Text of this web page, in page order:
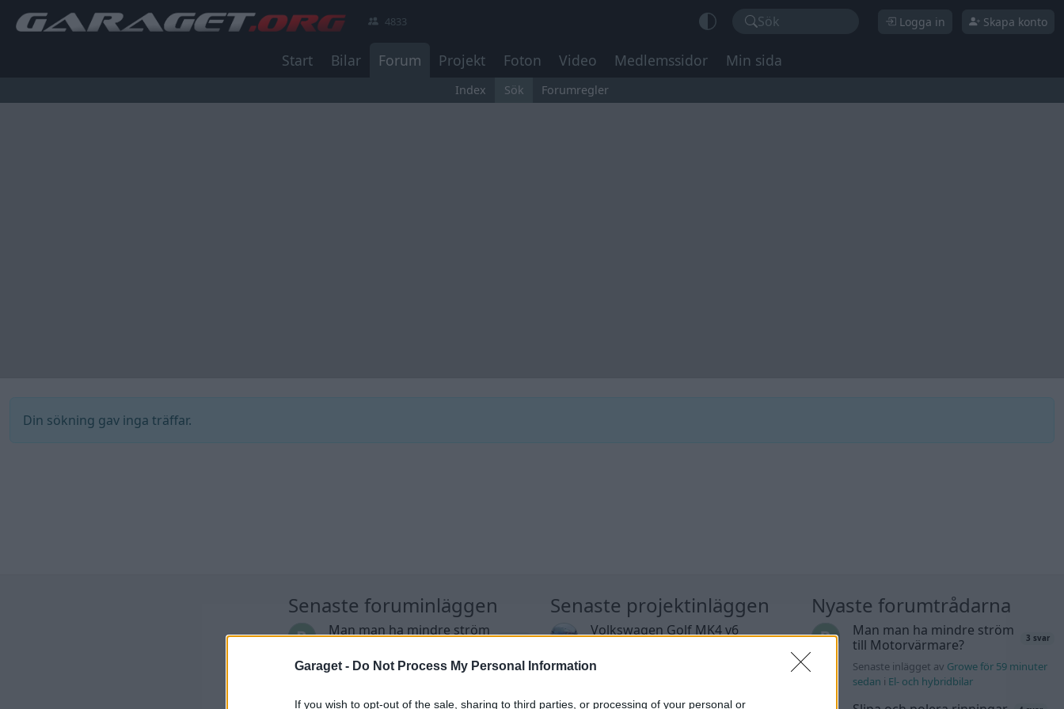
Garaget - Do Not Process My Personal Information
If you wish to opt-out of the sale, sharing to third parties, or processing of your personal or
4833 Sök Logga in Skapa konto
Start Bilar Forum Projekt Foton Video Medlemssidor Min sida
Index Sök Forumregler
Din sökning gav inga träffar.
Senaste foruminläggen
Man man ha mindre ström
3 svar
Senaste inlägget avGrowe för 59 minuter
Senaste projektinläggen
Volkswagen Golf MK4 v6
inspiration.
Nyaste forumtrådarna
Man man ha mindre ström
till Motorvärmare?
3 svar
Senaste inlägget av Growe för 59 minuter
sedan i El- och hybridbilar